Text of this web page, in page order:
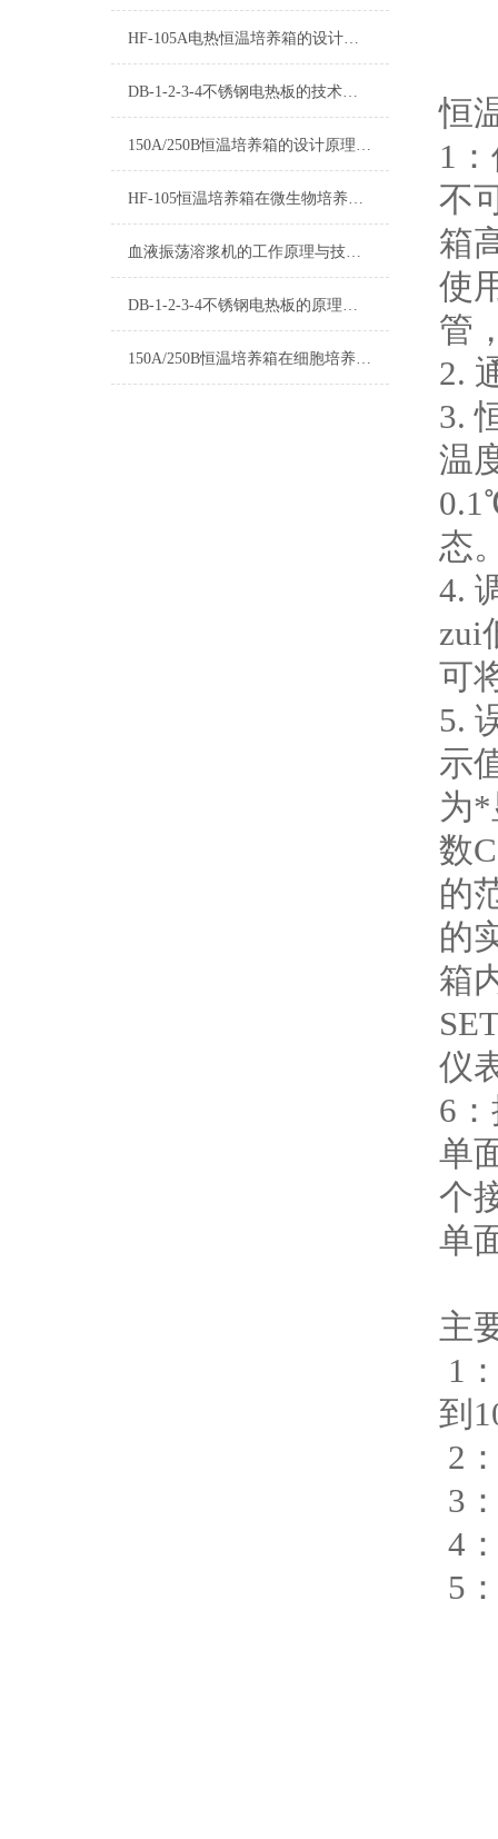
HF-105A电热恒温培养箱的设计原理与性能分析
DB-1-2-3-4不锈钢电热板的技术优势分析
150A/250B恒温培养箱的设计原理与技术特点
HF-105恒温培养箱在微生物培养中的应用
血液振荡溶浆机的工作原理与技术优化
DB-1-2-3-4不锈钢电热板的原理和用途及操作应用领域有哪些？
150A/250B恒温培养箱在细胞培养中的应用
恒
1
不
箱
使
管
2.
3.
温
态
4.
zui
可
5.
示
为*
数
的
的
箱
仪
6
单
个
单
主
1
到
2
3
4
5